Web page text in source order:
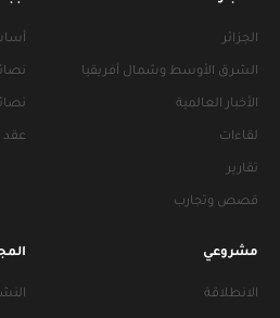
الجزائر
الشرق الأوسط وشمال أفريقيا
الأخبار العالمية
لقاءات
تقارير
قصص وتجارب
عقد
مشروعي
الانطلاقة